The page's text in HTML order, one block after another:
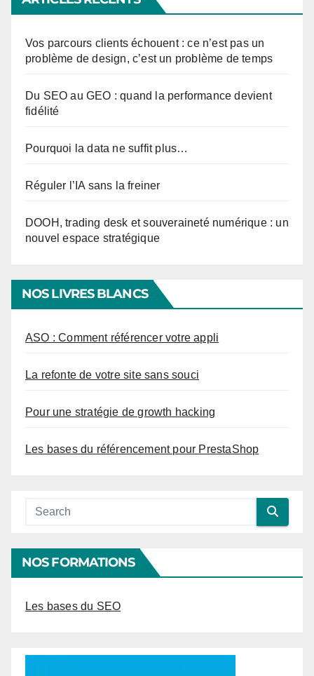
Vos parcours clients échouent : ce n’est pas un
problème de design, c’est un problème de temps
Du SEO au GEO : quand la performance devient
fidélité
Pourquoi la data ne suffit plus…
Réguler l’IA sans la freiner
DOOH, trading desk et souveraineté numérique : un
nouvel espace stratégique
NOS LIVRES BLANCS
ASO : Comment référencer votre appli
La refonte de votre site sans souci
Pour une stratégie de growth hacking
Les bases du référencement pour PrestaShop
NOS FORMATIONS
Les bases du SEO